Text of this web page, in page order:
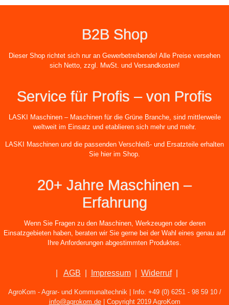
B2B Shop
Dieser Shop richtet sich nur an Gewerbetreibende! Alle Preise versehen
sich Netto, zzgl. MwSt. und Versandkosten!
Service für Profis – von Profis
LASKI Maschinen – Maschinen für die Grüne Branche, sind mittlerweile
weltweit im Einsatz und etablieren sich mehr und mehr.
LASKI Maschinen und die passenden Verschleiß- und Ersatzteile erhalten
Sie hier im Shop.
20+ Jahre Maschinen –
Erfahrung
Wenn Sie Fragen zu den Maschinen, Werkzeugen oder deren
Einsatzgebieten haben, beraten wir Sie gerne bei der Wahl eines genau auf
Ihre Anforderungen abgestimmten Produktes.
AGB Impressum| Widerruf|
AgroKom - Agrar- und Kommunaltechnik | Info: +49 (0) 6251 - 98 59 10 /
info@agrokom.de| Copyright 2019 AgroKom